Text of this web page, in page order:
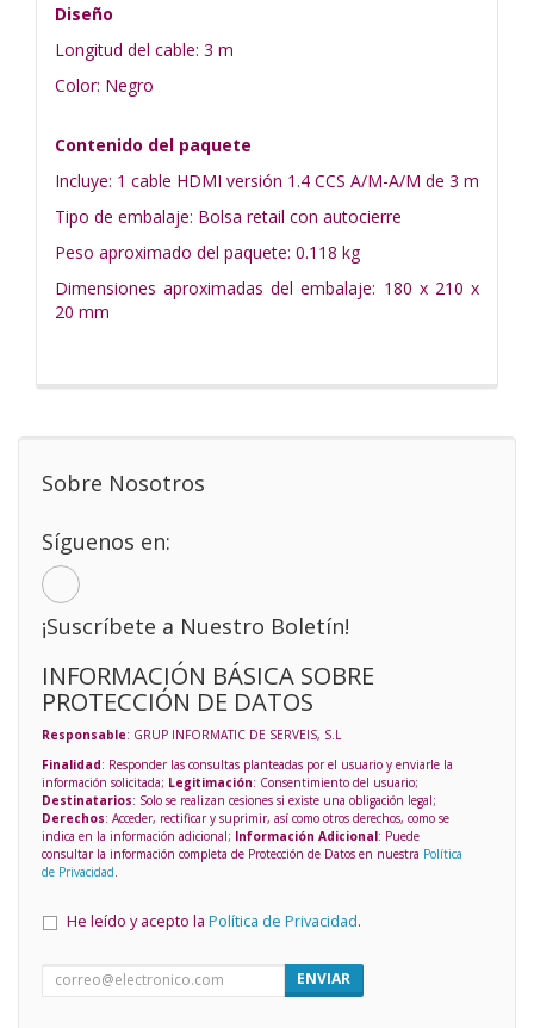
Diseño
Longitud del cable: 3 m
Color: Negro
Contenido del paquete
Incluye: 1 cable HDMI versión 1.4 CCS A/M-A/M de 3 m
Tipo de embalaje: Bolsa retail con autocierre
Peso aproximado del paquete: 0.118 kg
Dimensiones aproximadas del embalaje: 180 x 210 x
20 mm
Sobre Nosotros
Síguenos en:
¡Suscríbete a Nuestro Boletín!
INFORMACIÓN BÁSICA SOBRE
PROTECCIÓN DE DATOS
Responsable: GRUP INFORMATIC DE SERVEIS, S.L
Finalidad: Responder las consultas planteadas por el usuario y enviarle la
información solicitada; Legitimación: Consentimiento del usuario;
Destinatarios: Solo se realizan cesiones si existe una obligación legal;
Derechos: Acceder, rectificar y suprimir, así como otros derechos, como se
indica en la información adicional; Información Adicional: Puede
consultar la información completa de Protección de Datos en nuestra Política
de Privacidad
He leído y acepto la Política de Privacidad.
ENVIAR